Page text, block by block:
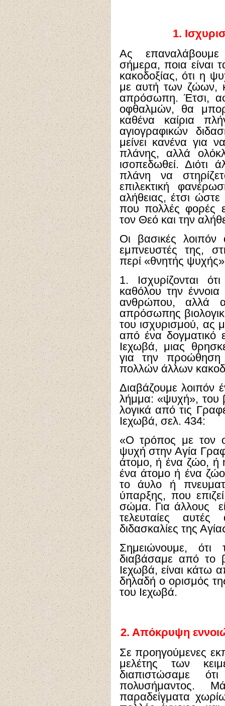
1.
Ας
σήμερα, ποια είναι
κακοδοξίας, ότι η
με αυτή των ζώων,
απρόσωπη. Έτσι,
οφθαλμών, θα
καθένα καίρια
αγιογραφικών
μείνει κανένα για
πλάνης, αλλά
ισοπεδωθεί. Διότι
πλάνη να
επιλεκτική
αλήθειας, έτσι
που πολλές φορές
τον Θεό και την
Οι βασικές
εμπνευστές της,
περί «θνητής ψυχής»,
1. Ισχυρίζονται
καθόλου την
ανθρώπου, αλλά
απρόσωπης
του ισχυρισμού, ας
από ένα δογματικό
Ιεχωβά, μιας
για την
πολλών άλλων
Διαβάζουμε
λήμμα: «ψυχή», του
λογικά από τις
Ιεχωβά, σελ. 434:
«Ο τρόπος με τον
ψυχή στην Αγία
άτομο, ή ένα ζώο, ή
ένα άτομο ή ένα
το άυλο ή
ύπαρξης, που
σώμα. Για άλλους
τελευταίες
διδασκαλίες της
Σημειώνουμε,
διαβάσαμε από το
Ιεχωβά, είναι κάτω
δηλαδή ο ορισμός
του Ιεχωβά.
2. Απόκρυψη
Σε προηγούμενες
μελέτης των
διαπιστώσαμε
πολυσήμαντος.
παραδείγματα